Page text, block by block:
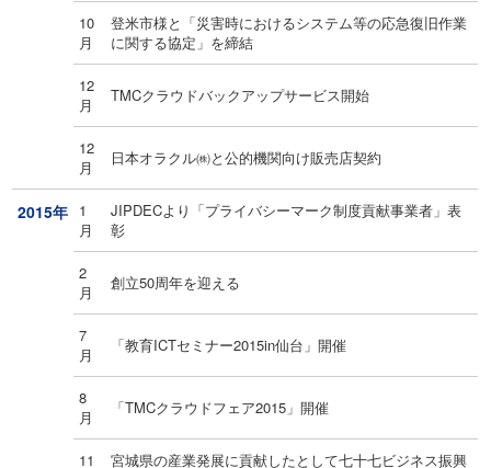
10
月
登米市様と「災害時におけるシステム等の応急復旧作業
に関する協定」を締結
12
月
TMCクラウドバックアップサービス開始
12
月
日本オラクル㈱と公的機関向け販売店契約
2015年 1
月
JIPDECより「プライバシーマーク制度貢献事業者」表
彰
2
月
創立50周年を迎える
7
月
「教育ICTセミナー2015in仙台」開催
8
月
「TMCクラウドフェア2015」開催
11
宮城県の産業発展に貢献したとして七十七ビジネス振興